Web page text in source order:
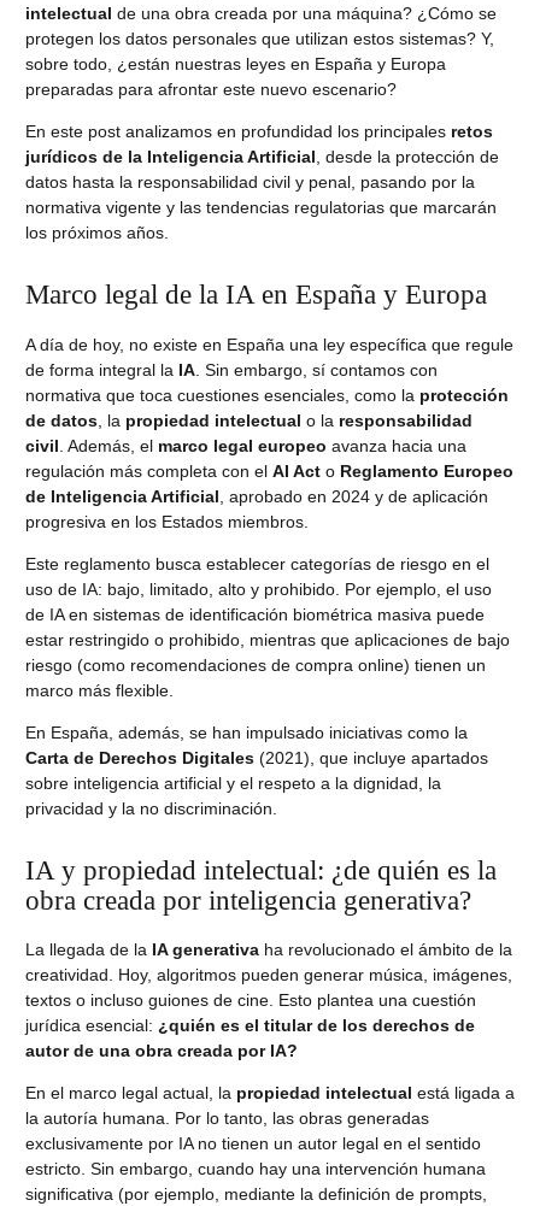
intelectual de una obra creada por una máquina? ¿Cómo se
protegen los datos personales que utilizan estos sistemas? Y,
sobre todo, ¿están nuestras leyes en España y Europa
preparadas para afrontar este nuevo escenario?
En este post analizamos en profundidad los principales retos
jurídicos de la Inteligencia Artificial, desde la protección de
datos hasta la responsabilidad civil y penal, pasando por la
normativa vigente y las tendencias regulatorias que marcarán
los próximos años.
Marco legal de la IA en España y Europa
A día de hoy, no existe en España una ley específica que regule
de forma integral la IA . Sin embargo, sí contamos con
normativa que toca cuestiones esenciales, como la protección
de datos , la propiedad intelectual o la responsabilidad
civil . Además, el marco legal europeo avanza hacia una
regulación más completa con el AI Act o Reglamento Europeo
de Inteligencia Artificial , aprobado en 2024 y de aplicación
progresiva en los Estados miembros.
Este reglamento busca establecer categorías de riesgo en el
uso de IA: bajo, limitado, alto y prohibido. Por ejemplo, el uso
de IA en sistemas de identificación biométrica masiva puede
estar restringido o prohibido, mientras que aplicaciones de bajo
riesgo (como recomendaciones de compra online) tienen un
marco más flexible.
En España, además, se han impulsado iniciativas como la
Carta de Derechos Digitales (2021), que incluye apartados
sobre inteligencia artificial y el respeto a la dignidad, la
privacidad y la no discriminación.
IA y propiedad intelectual: ¿de quién es la
obra creada por inteligencia generativa?
La llegada de la IA generativa ha revolucionado el ámbito de la
creatividad. Hoy, algoritmos pueden generar música, imágenes,
textos o incluso guiones de cine. Esto plantea una cuestión
jurídica esencial: ¿quién es el titular de los derechos de
autor de una obra creada por IA?
En el marco legal actual, la propiedad intelectual está ligada a
la autoría humana. Por lo tanto, las obras generadas
exclusivamente por IA no tienen un autor legal en el sentido
estricto. Sin embargo, cuando hay una intervención humana
significativa (por ejemplo, mediante la definición de prompts,